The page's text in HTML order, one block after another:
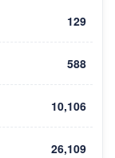
129
588
10,106
26,109